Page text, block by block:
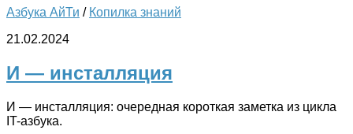
Азбука АйТи / Копилка знаний
21.02.2024
И — инсталляция
И — инсталляция: очередная короткая заметка из цикла
IT-азбука.